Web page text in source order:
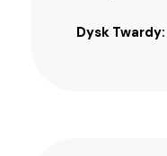
Dysk Twardy: